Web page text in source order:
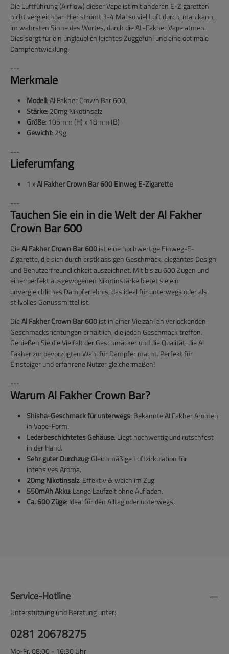
Die Luftführung (Airflow) dieser Vape ist mit anderen E-Zigaretten
nicht vergleichbar. Hier strömt 3-4 Mal so viel Luft durch, man kann,
im wahrsten Sinne des Wortes, durch die AL-Fakher Vape atmen.
Dies sorgt für ein unglaublich leichtes Zuggefühl und eine optimale
Dampfentwicklung.
---
Merkmale
Modell: Al Fakher Crown Bar 600
Stärke: 20mg Nikotinsalz
Größe: 105mm (H) x 18mm (B)
Gewicht: 29g
---
Lieferumfang
1 xAl Fakher Crown Bar 600 Einweg E-Zigarette
---
Tauchen Sie ein in die Welt der Al Fakher
Crown Bar 600
DieAl Fakher Crown Bar 600ist eine hochwertige Einweg-E-
Zigarette, die sich durch erstklassigen Geschmack, elegantes Design
und Benutzerfreundlichkeit auszeichnet. Mit bis zu 600 Zügen und
einer perfekt ausgewogenen Nikotinstärke bietet sie ein
unvergleichliches Dampferlebnis, das ideal für unterwegs oder als
stilvolles Genussmittel ist.
DieAl Fakher Crown Bar 600ist in einer Vielzahl an verlockenden
Geschmacksrichtungen erhältlich, die jeden Geschmack treffen.
Genießen Sie die Vielfalt der Geschmäcker und die Qualität, die Al
Fakher zur bevorzugten Wahl für Dampfer macht. Perfekt für
Einsteiger und erfahrene Nutzer gleichermaßen!
---
Warum Al Fakher Crown Bar?
Shisha-Geschmack für unterwegs: Bekannte Al Fakher Aromen
in Vape-Form.
Lederbeschichtetes Gehäuse: Liegt hochwertig und rutschfest
in der Hand.
Sehr guter Durchzug: Gleichmäßige Luftzirkulation für
intensives Aroma.
20mg Nikotinsalz: Effektiv & weich im Zug.
550mAh Akku: Lange Laufzeit ohne Aufladen.
Ca. 600 Züge: Ideal für den Alltag oder unterwegs.
Service-Hotline
Unterstützung und Beratung unter:
0281 20678275
Mo-Fr, 08:00 - 16:30 Uhr